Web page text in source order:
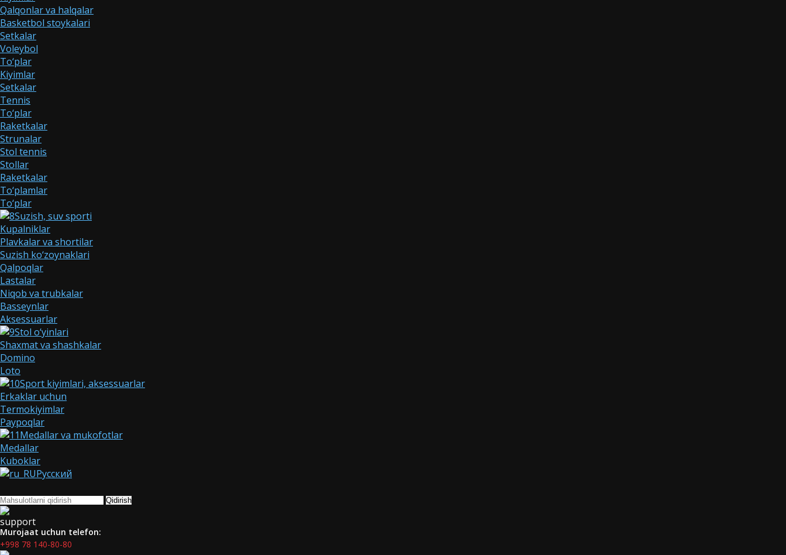
Qalqonlar va halqalar
Basketbol stoykalari
Setkalar
Voleybol
To‘plar
Kiyimlar
Setkalar
Tennis
To‘plar
Raketkalar
Strunalar
Stol tennis
Stollar
Raketkalar
To‘plamlar
To‘plar
Suzish, suv sporti
Kupalniklar
Plavkalar va shortilar
Suzish ko‘zoynaklari
Qalpoqlar
Lastalar
Niqob va trubkalar
Basseynlar
Aksessuarlar
Stol o‘yinlari
Shaxmat va shashkalar
Domino
Loto
Sport kiyimlari, aksessuarlar
Erkaklar uchun
Termokiyimlar
Paypoqlar
Medallar va mukofotlar
Medallar
Kuboklar
Русский
Qidirish
Murojaat uchun telefon:
+998 78 140-80-80